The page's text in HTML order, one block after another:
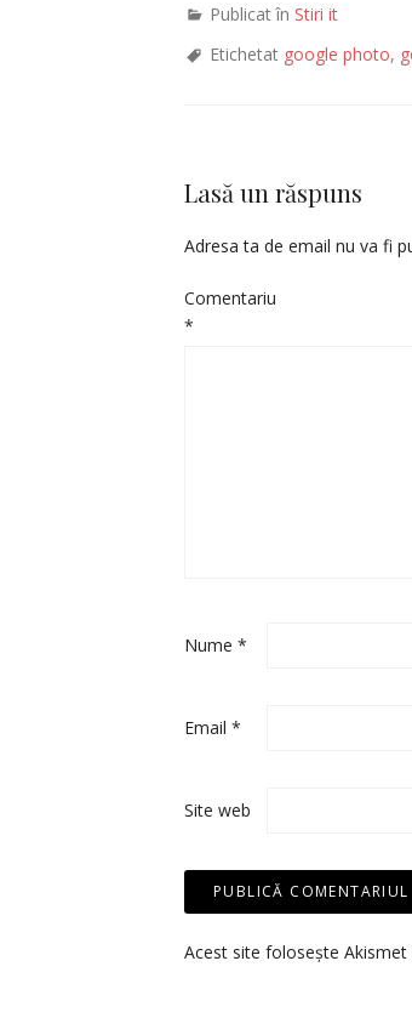
Publicat în Stiri it
Etichetat google photo,
Lasă un răspuns
Adresa ta de email nu va fi
Comentariu
*
Nume *
Email *
Site web
Acest site folosește